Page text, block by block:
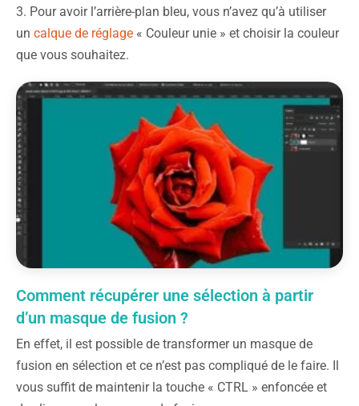
3. Pour avoir l’arrière-plan bleu, vous n’avez qu’à utiliser
un calque de réglage « Couleur unie » et choisir la couleur
que vous souhaitez.
Comment récupérer une sélection à partir
d’un masque de fusion ?
En effet, il est possible de transformer un masque de
fusion en sélection et ce n’est pas compliqué de le faire. Il
vous suffit de maintenir la touche « CTRL » enfoncée et